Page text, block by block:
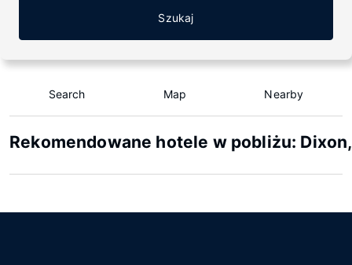
Szukaj
Search Map Nearby
Rekomendowane hotele w pobliżu: